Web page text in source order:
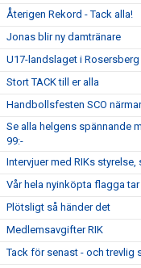
Återigen Rekord - Tack alla!
Jonas blir ny damtränare
U17-landslaget i
Stort TACK till er alla
Handbollsfesten SCO
Se alla helgens spännande
99:-
Intervjuer med RIKs
Vår hela nyinköpta flagga
Plötsligt så händer det
Medlemsavgifter RIK
Tack för senast - och trevlig